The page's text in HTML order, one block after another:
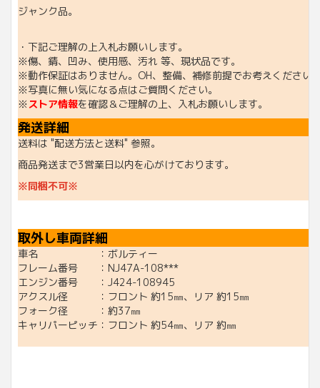
ジャンク品。
・下記ご理解の上入札お願いします。
※傷、錆、凹み、使用感、汚れ 等、現状品です。
※動作保証はありません。OH、整備、補修前提でお考えください
※写真に無い気になる点はご質問ください。
※ストア情報を確認＆ご理解の上、入札お願いします。
発送詳細
送料は "配送方法と送料" 参照。
商品発送まで3営業日以内を心がけております。
※同梱不可※
取外し車両詳細
車名 ：ボルティー
フレーム番号 ：NJ47A-108***
エンジン番号 ：J424-108945
アクスル径 ：フロント 約15㎜、リア 約15㎜
フォーク径 ：約37㎜
キャリパーピッチ：フロント 約54㎜、リア 約㎜